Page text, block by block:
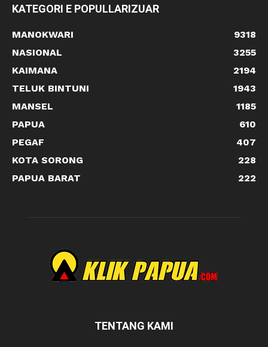
KATEGORI E POPULLARIZUAR
MANOKWARI
9318
NASIONAL
3255
KAIMANA
2194
TELUK BINTUNI
1943
MANSEL
1185
PAPUA
610
PEGAF
407
KOTA SORONG
228
PAPUA BARAT
222
TENTANG KAMI